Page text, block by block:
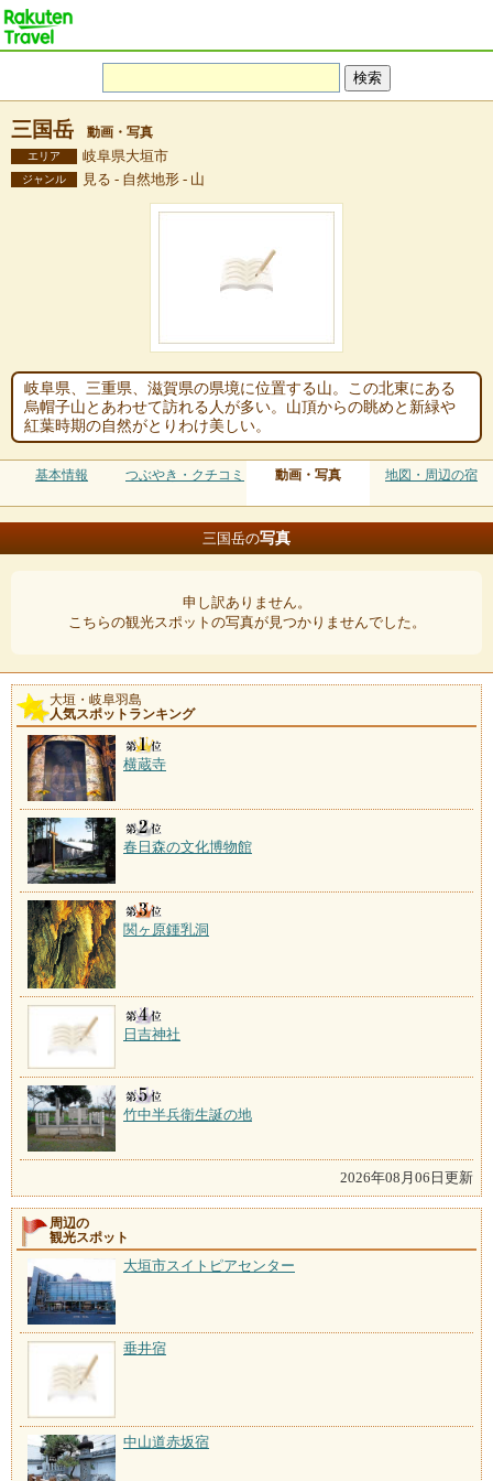
三国岳 動画・写真
エリア 岐阜県大垣市
ジャンル 見る - 自然地形 - 山
岐阜県、三重県、滋賀県の県境に位置する山。この北東にある
烏帽子山とあわせて訪れる人が多い。山頂からの眺めと新緑や
紅葉時期の自然がとりわけ美しい。
基本情報 つぶやき・クチコミ 動画・写真 地図・周辺の宿
三国岳の写真
申し訳ありません。
こちらの観光スポットの写真が見つかりませんでした。
大垣・岐阜羽島
人気スポットランキング
横蔵寺
春日森の文化博物館
関ヶ原鍾乳洞
日吉神社
竹中半兵衛生誕の地
2026年08月06日更新
周辺の
観光スポット
大垣市スイトピアセンター
垂井宿
中山道赤坂宿